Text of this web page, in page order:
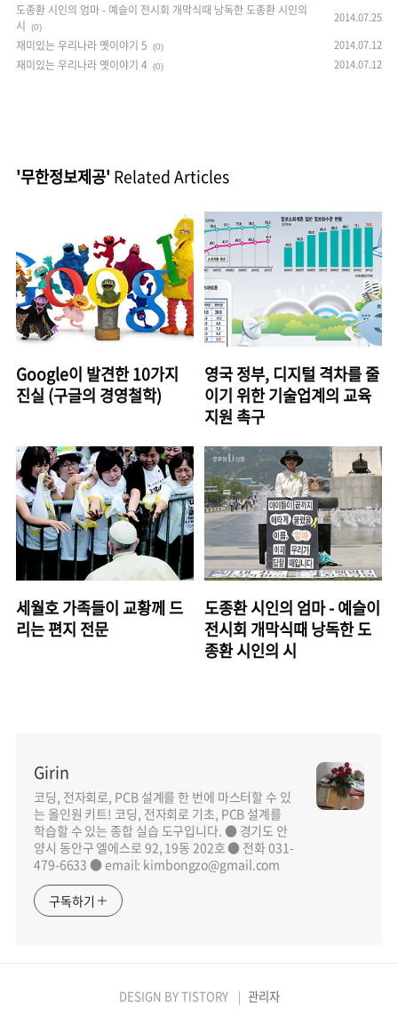
도종환 시인의 엄마 - 예슬이 전시회 개막식때 낭독한 도종환 시인의
시
(0)
2014.07.25
재미있는 우리나라 옛이야기 5 (0) 2014.07.12
재미있는 우리나라 옛이야기 4 (0) 2014.07.12
'무한정보제공' Related Articles
Google이 발견한 10가지
진실 (구글의 경영철학)
영국 정부, 디지털 격차를 줄
이기 위한 기술업계의 교육
지원 촉구
세월호 가족들이 교황께 드
리는 편지 전문
도종환 시인의 엄마 - 예슬이
전시회 개막식때 낭독한 도
종환 시인의 시
Girin
코딩, 전자회로, PCB 설계를 한 번에 마스터할 수 있
는 올인원 키트! 코딩, 전자회로 기초, PCB 설계를
학습할 수 있는 종합 실습 도구입니다. ● 경기도 안
양시 동안구 엘에스로 92, 19동 202호 ● 전화 031-
479-6633 ● email: kimbongzo@gmail.com
구독하기
DESIGN BYTISTORY 관리자